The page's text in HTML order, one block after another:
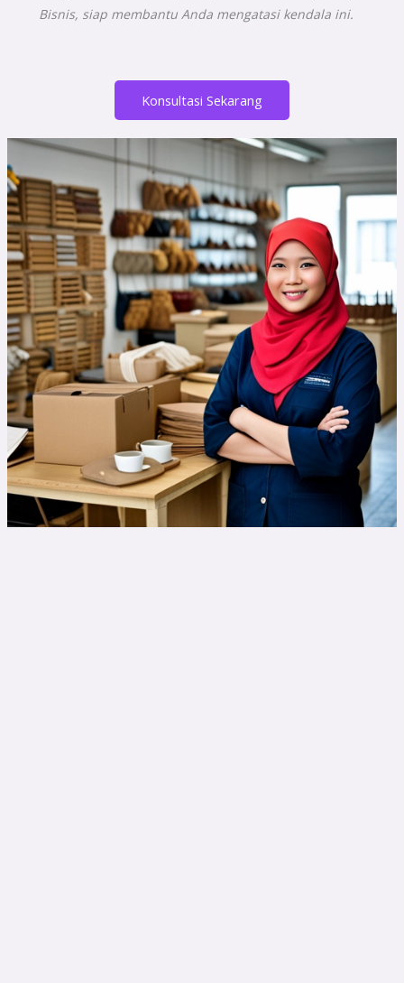
Bisnis, siap membantu Anda mengatasi kendala ini.
Konsultasi Sekarang